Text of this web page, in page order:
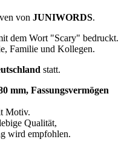
von JUNIWORDS.
dem Wort "Scary" bedruckt.
Familie und Kollegen.
statt.
mm, Fassungsvermögen
Motiv.
Qualität,
wird empfohlen.